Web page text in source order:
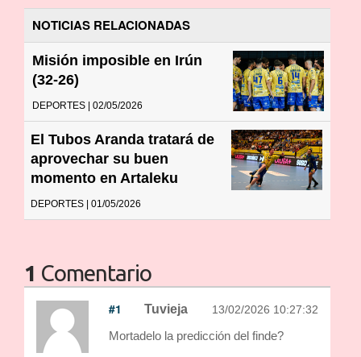
NOTICIAS RELACIONADAS
Misión imposible en Irún
(32-26)
DEPORTES | 02/05/2026
El Tubos Aranda tratará de
aprovechar su buen
momento en Artaleku
DEPORTES | 01/05/2026
1 Comentario
#1 Tuvieja 13/02/2026 10:27:32
Mortadelo la predicción del finde?